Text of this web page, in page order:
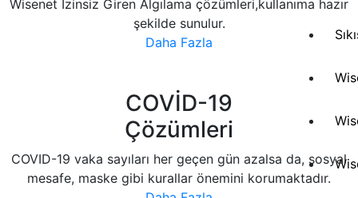
Wisenet İzinsiz Giren Algılama çözümleri,kullanıma hazır
şekilde sunulur.
Daha Fazla
COVİD-19
Çözümleri
COVID-19 vaka sayıları her geçen gün azalsa da, sosyal
mesafe, maske gibi kurallar önemini korumaktadır.